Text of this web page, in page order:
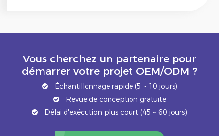
Vous cherchez un partenaire pour
démarrer votre projet OEM/ODM ?
Échantillonnage rapide (5 ~ 10 jours)
Revue de conception gratuite
Délai d'exécution plus court (45 ~ 60 jours)